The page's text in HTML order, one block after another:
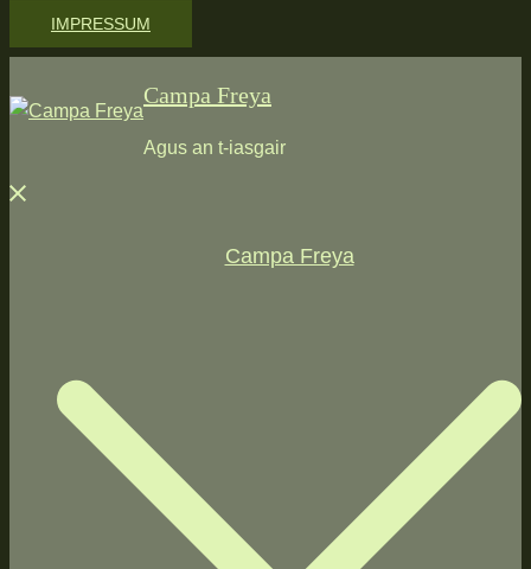
IMPRESSUM
Campa Freya
Agus an t-iasgair
Menü
Campa Freya